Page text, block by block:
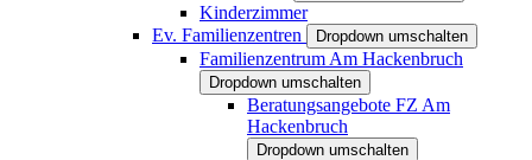
Kinderzimmer
Ev. Familienzentren
Dropdown umschalten
Familienzentrum Am Hackenbruch
Dropdown umschalten
Beratungsangebote FZ Am
Hackenbruch
Dropdown umschalten